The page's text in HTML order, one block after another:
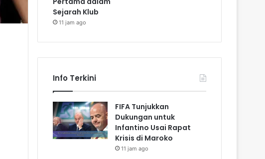
Sejarah Klub
11 jam ago
Info Terkini
FIFA Tunjukkan
Dukungan untuk
Infantino Usai Rapat
Krisis di Maroko
11 jam ago